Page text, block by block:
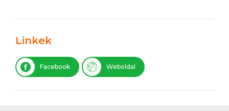
Linkek
Facebook Weboldal